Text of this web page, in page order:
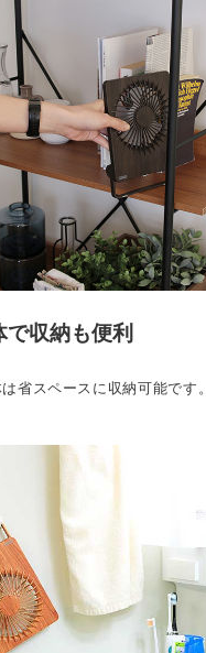
で収納も便利
省スペースに収納可能です。